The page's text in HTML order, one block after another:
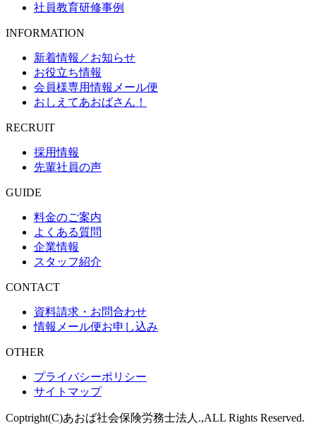
社員教育研修事例
INFORMATION
新着情報／お知らせ
お役立ち情報
会員様専用情報メール便
おしえてあおばさん！
RECRUIT
採用情報
先輩社員の声
GUIDE
料金のご案内
よくある質問
企業情報
スタッフ紹介
CONTACT
資料請求・お問合わせ
情報メール便お申し込み
OTHER
プライバシーポリシー
サイトマップ
Coptright(C)あおば社会保険労務士法人.,ALL Rights Reserved.